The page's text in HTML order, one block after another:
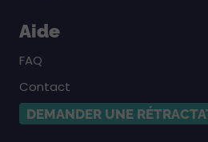
Aide
FAQ
Contact
DEMANDER UNE